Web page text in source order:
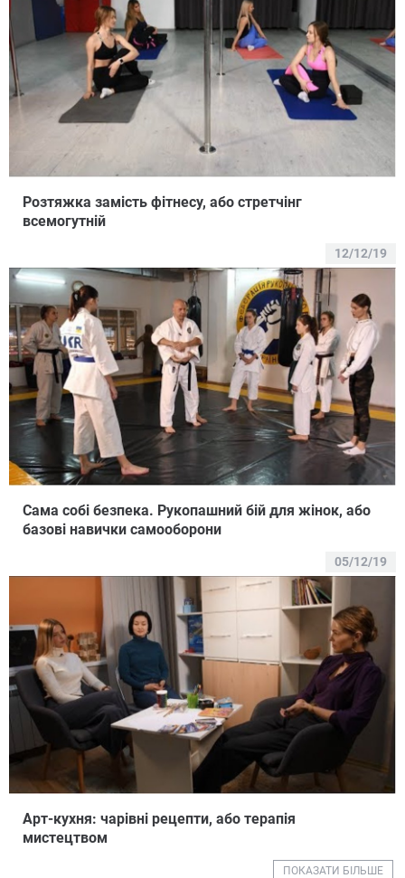
Розтяжка замість фітнесу, або стретчінг
всемогутній
12/12/19
Сама собі безпека. Рукопашний бій для жінок, або
базові навички самооборони
05/12/19
Арт-кухня: чарівні рецепти, або терапія
мистецтвом
ПОКАЗАТИ БІЛЬШЕ